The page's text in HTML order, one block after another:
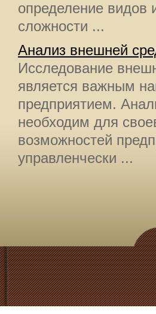
определение видов
сложности ...
Анализ внешней
Исследование
является важным
предприятием.
необходим для
возможностей
управленчески ...